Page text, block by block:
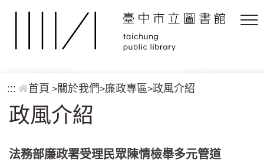
::: 首頁 >關於我們>廉政專區>政風介紹
政風介紹
法務部廉政署受理民眾陳情檢舉多元管道